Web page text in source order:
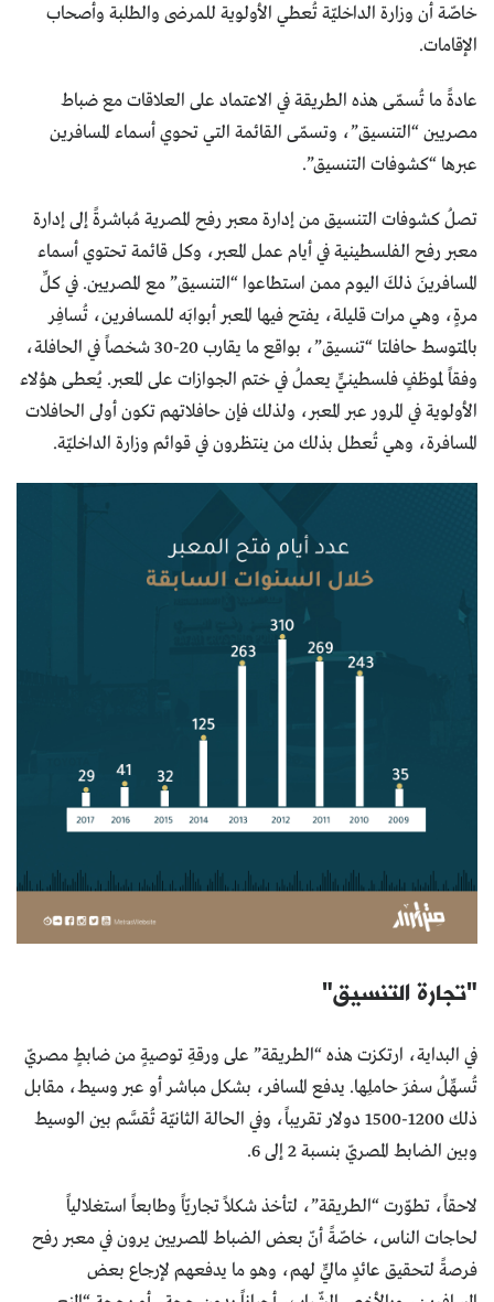
خاصّة أن وزارة الداخليّة تُعطي الأولوية للمرضى والطلبة وأصحاب
الإقامات.
عادةً ما تُسمّى هذه الطريقة في الاعتماد على العلاقات مع ضباط
مصريين “التنسيق”، وتسمّى القائمة التي تحوي أسماء المسافرين
عبرها “كشوفات التنسيق”.
تصلُ كشوفات التنسيق من إدارة معبر رفح المصرية مُباشرةً إلى إدارة
معبر رفح الفلسطينية في أيام عمل المعبر، وكل قائمة تحتوي أسماء
المسافرينَ ذلكَ اليوم ممن استطاعوا “التنسيق” مع المصريين. في كلِّ
مرةٍ، وهي مرات قليلة، يفتح فيها المعبر أبوابَه للمسافرين، تُسافِر
بالمتوسط حافلتا “تنسيق”، بواقع ما يقارب 20-30 شخصاً في الحافلة،
وفقاً لموظفٍ فلسطينيٍّ يعملُ في ختم الجوازات على المعبر. يُعطى هؤلاء
الأولوية في المرور عبر المعبر، ولذلك فإن حافلاتهم تكون أولى الحافلات
المسافرة، وهي تُعطل بذلك من ينتظرون في قوائم وزارة الداخليّة.
"تجارة التنسيق"
في البداية، ارتكزت هذه “الطريقة” على ورقةِ توصيةٍ من ضابطٍ مصريّ
تُسهِّلُ سفرَ حاملِها. يدفع المسافر، بشكل مباشر أو عبر وسيط، مقابل
ذلك 1200-1500 دولار تقريباً، وفي الحالة الثانيّة تُقسَّم بين الوسيط
وبين الضابط المصريّ بنسبة 2 إلى 6.
لاحقاً، تطوّرت “الطريقة”، لتأخذ شكلاً تجاريّاً وطابعاً استغلالياً
لحاجات الناس، خاصّةً أنّ بعض الضباط المصريين يرون في معبر رفح
فرصةً لتحقيق عائدٍ ماليٍّ لهم، وهو ما يدفعهم لإرجاع بعض